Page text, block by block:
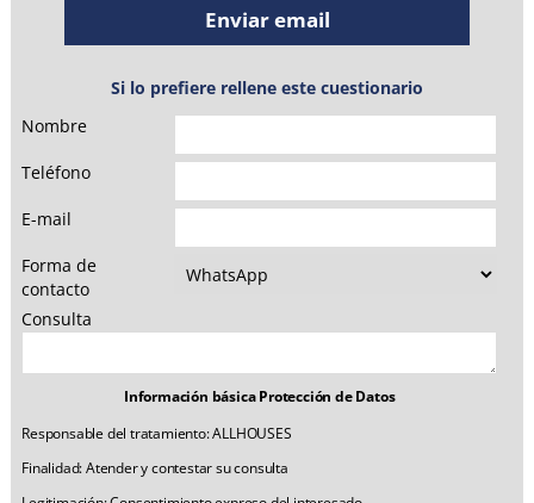
Enviar email
daniel.arguimbau@allhousesinmo.com
Si lo prefiere rellene este cuestionario
Nombre
Teléfono
E-mail
Forma de
contacto
Consulta
Información básica Protección de Datos
Responsable del tratamiento: ALLHOUSES
Finalidad: Atender y contestar su consulta